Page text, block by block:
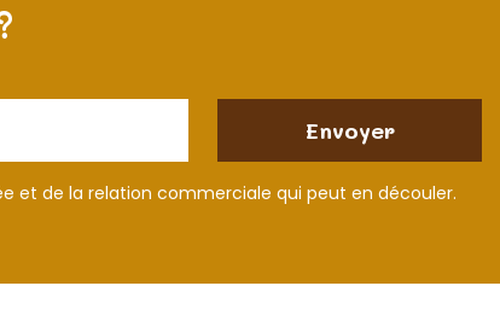
et de la relation commerciale qui peut en découler.